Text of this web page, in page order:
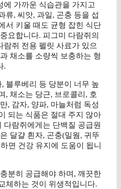
에 가까운 식습관을 가지고
류, 씨앗, 과일, 곤충 등을 섭
서 키울 때도 균형 잡힌 식단
요합니다. 피그미 다람쥐의
람쥐 전용 펠릿 사료가 있으
채소를 소량씩 보충하는 형
.
블루베리 등 당분이 너무 높
, 채소는 당근, 브로콜리, 호
, 감자, 양파, 마늘처럼 독성
되는 식품은 절대 주지 않아
다람쥐에게는 단백질 공급원
달걀 흰자, 곤충(밀웜, 귀뚜
면 건강 유지에 도움이 됩니
분히 공급해야 하며, 깨끗한
체하는 것이 위생적입니다.